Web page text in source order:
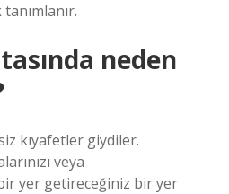
neden
kıyafetler giydiler.
veya
yer getireceğiniz bir yer